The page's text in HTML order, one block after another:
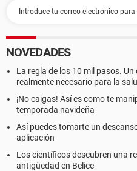
NOVEDADES
La regla de los 10 mil pasos.
realmente necesario para la
¡No caigas! Así es como te
temporada navideña
Así puedes tomarte un
aplicación
Los científicos descubren una
antigüedad en Belice